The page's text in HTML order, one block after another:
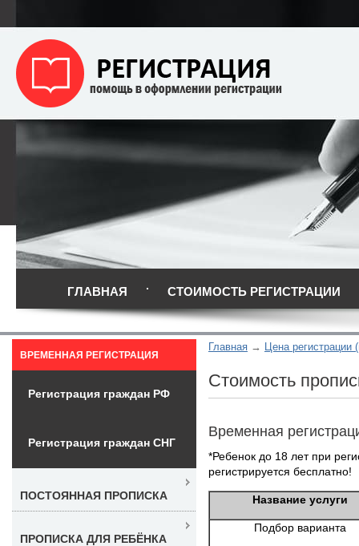
ГЛАВНАЯ СТОИМОСТЬ РЕГИСТРАЦИИ
Главная Цена регистрации
Стоимость
Временная
*Ребенок до 18 лет при
регистрируется бесплатно!
Название услуги
Подбор варианта
ВРЕМЕННАЯ РЕГИСТРАЦИЯ
Регистрация граждан РФ
Регистрация граждан СНГ
ПОСТОЯННАЯ ПРОПИСКА
ПРОПИСКА ДЛЯ РЕБЁНКА